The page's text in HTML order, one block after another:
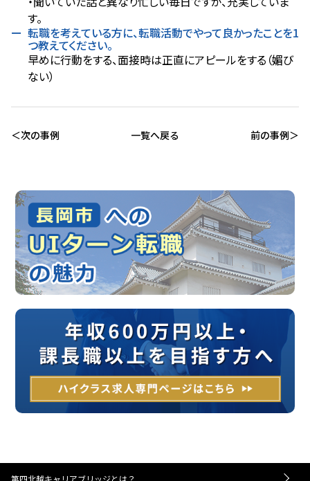
す。
転職を考えている方に、転職活動でやって良かったことを1
つ教えてください。
早めに行動をする、面接時は正直にアピールをする（媚び
ない）
次の事例 一覧へ戻る 前の事例
第四北越キャリアブリッジとは？